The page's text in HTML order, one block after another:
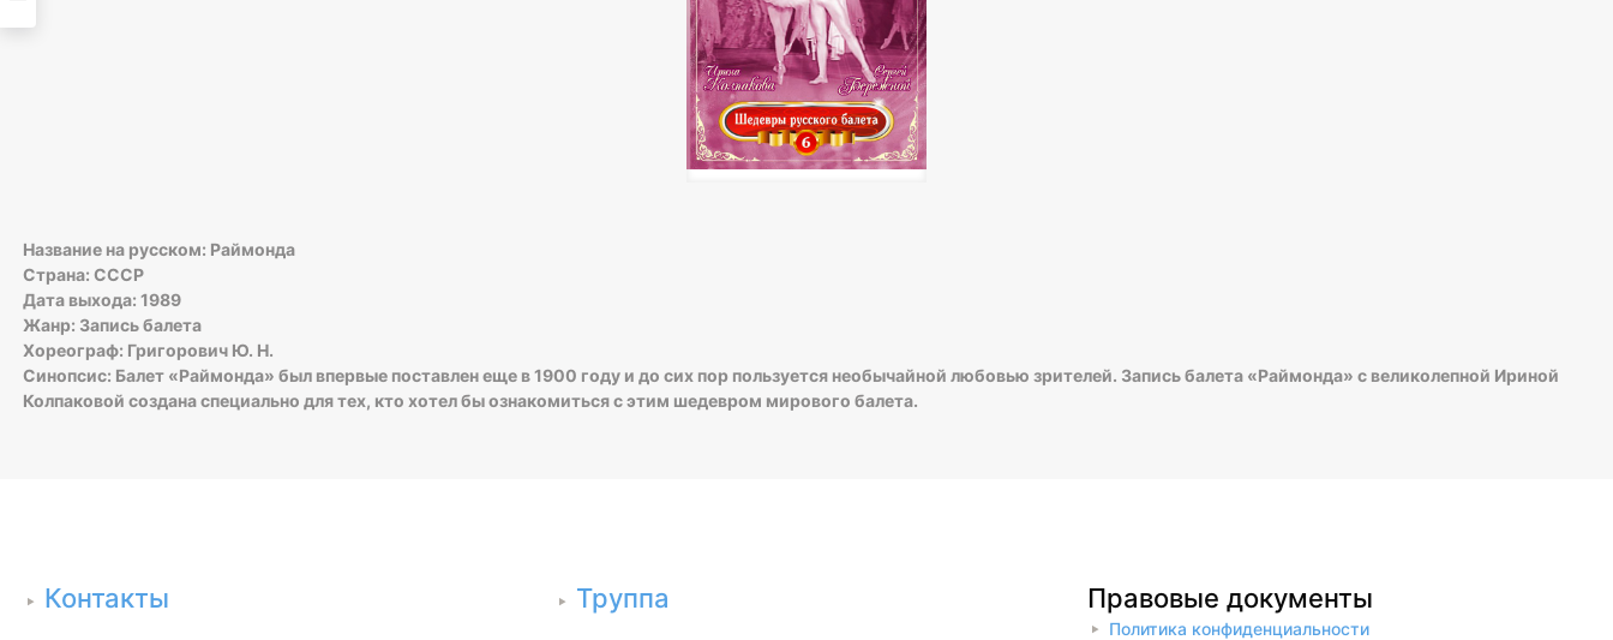
Название на русском: Раймонда
Страна: СССР
Дата выхода: 1989
Жанр: Запись балета
Хореограф: Григорович Ю. Н.
Синопсис: Балет «Раймонда» был впервые поставлен еще в 1900 году и до сих пор пользуется необычайной любовью зрителей. Запись балета «Раймонда» с великолепной Ириной
Колпаковой создана специально для тех, кто хотел бы ознакомиться с этим шедевром мирового балета.
Контакты Труппа Правовые документы
Политика конфиденциальности